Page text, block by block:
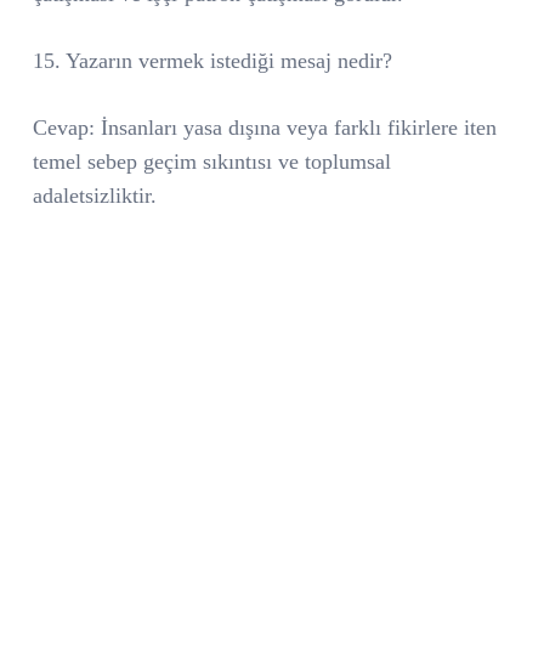
15. Yazarın vermek istediği mesaj nedir?
Cevap: İnsanları yasa dışına veya farklı fikirlere iten
temel sebep geçim sıkıntısı ve toplumsal
adaletsizliktir.